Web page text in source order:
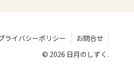
ライバシーポリシー
お問合せ
© 2026 日月のしずく.